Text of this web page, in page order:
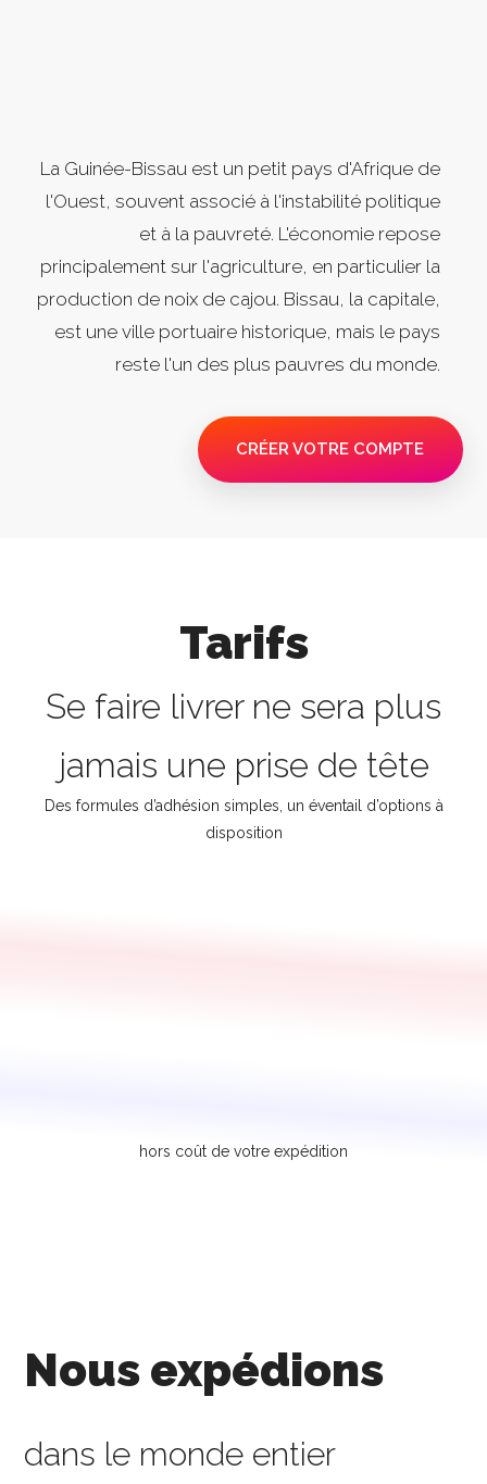
La Guinée-Bissau est un petit pays d'Afrique de
l'Ouest, souvent associé à l'instabilité politique
et à la pauvreté. L'économie repose
principalement sur l'agriculture, en particulier la
production de noix de cajou. Bissau, la capitale,
est une ville portuaire historique, mais le pays
reste l'un des plus pauvres du monde.
CRÉER VOTRE COMPTE
Tarifs
Se faire livrer ne sera plus
jamais une prise de tête
Des formules d’adhésion simples, un éventail d’options à
disposition
hors coût de votre expédition
Nous expédions
dans le monde entier